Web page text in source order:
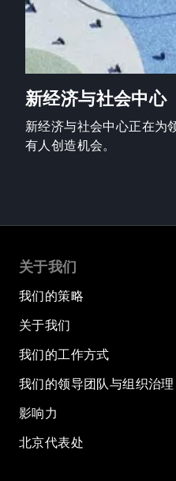
新经济与社会中心
新经济与社会中心正在为
有人创造机会。
关于我们
我们的策略
关于我们
我们的工作方式
我们的领导团队与组织治理
影响力
北京代表处